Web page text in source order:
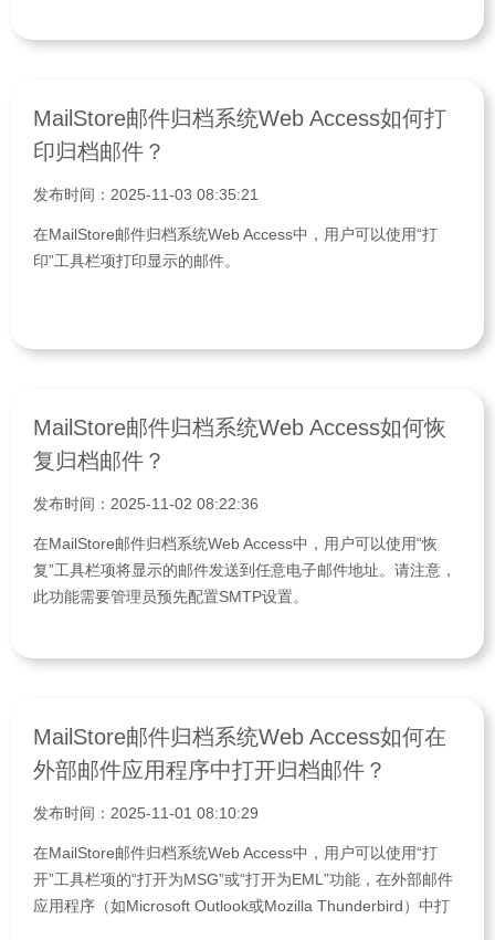
MailStore邮件归档系统Web Access如何打
印归档邮件？
发布时间：2025-11-03 08:35:21
在MailStore邮件归档系统Web Access中，用户可以使用“打
印”工具栏项打印显示的邮件。
MailStore邮件归档系统Web Access如何恢
复归档邮件？
发布时间：2025-11-02 08:22:36
在MailStore邮件归档系统Web Access中，用户可以使用“恢
复”工具栏项将显示的邮件发送到任意电子邮件地址。请注意，
此功能需要管理员预先配置SMTP设置。
MailStore邮件归档系统Web Access如何在
外部邮件应用程序中打开归档邮件？
发布时间：2025-11-01 08:10:29
在MailStore邮件归档系统Web Access中，用户可以使用“打
开”工具栏项的“打开为MSG”或“打开为EML”功能，在外部邮件
应用程序（如Microsoft Outlook或Mozilla Thunderbird）中打